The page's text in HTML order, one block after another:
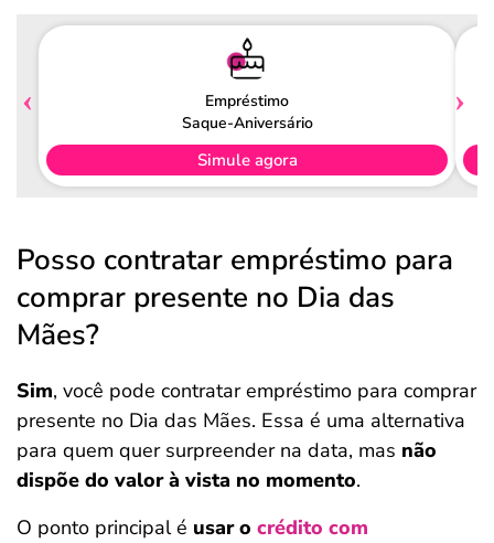
Empréstimo
Saque-Aniversário
Simule agora
Posso contratar empréstimo para
comprar presente no Dia das
Mães?
Sim, você pode contratar empréstimo para comprar
presente no Dia das Mães. Essa é uma alternativa
para quem quer surpreender na data, mas não
dispõe do valor à vista no momento.
O ponto principal é usar o crédito com